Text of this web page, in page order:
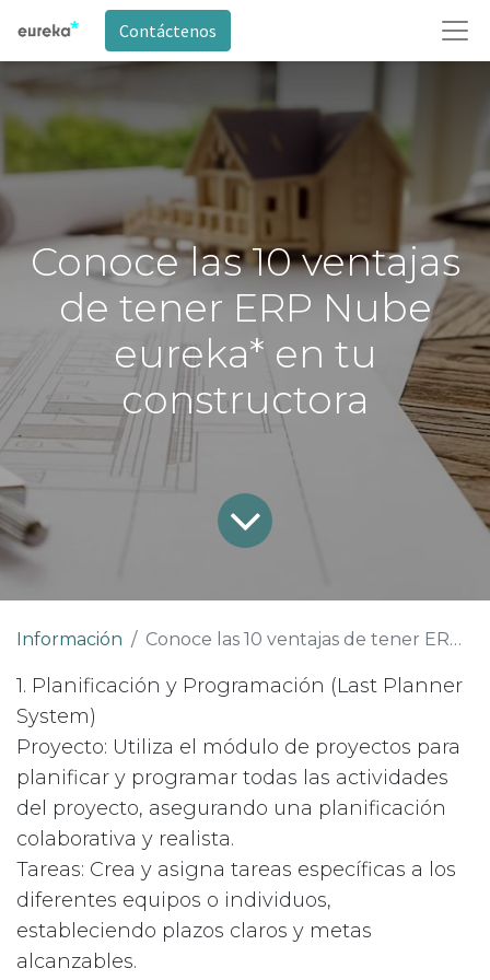
Contáctenos
Conoce las 10 ventajas
de tener ERP Nube
eureka* en tu
constructora
Información Conoce las 10 ventajas de tener ERP Nube eureka* en tu constructora
1. Planificación y Programación (Last Planner
System)
Proyecto: Utiliza el módulo de proyectos para
planificar y programar todas las actividades
del proyecto, asegurando una planificación
colaborativa y realista.
Tareas: Crea y asigna tareas específicas a los
diferentes equipos o individuos,
estableciendo plazos claros y metas
alcanzables.